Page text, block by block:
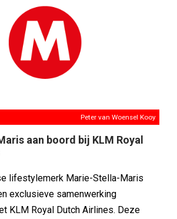
Peter van Woensel Kooy
aan boord bij KLM Royal
lifestylemerk Marie-Stella-Maris
exclusieve samenwerking
KLM Royal Dutch Airlines. Deze